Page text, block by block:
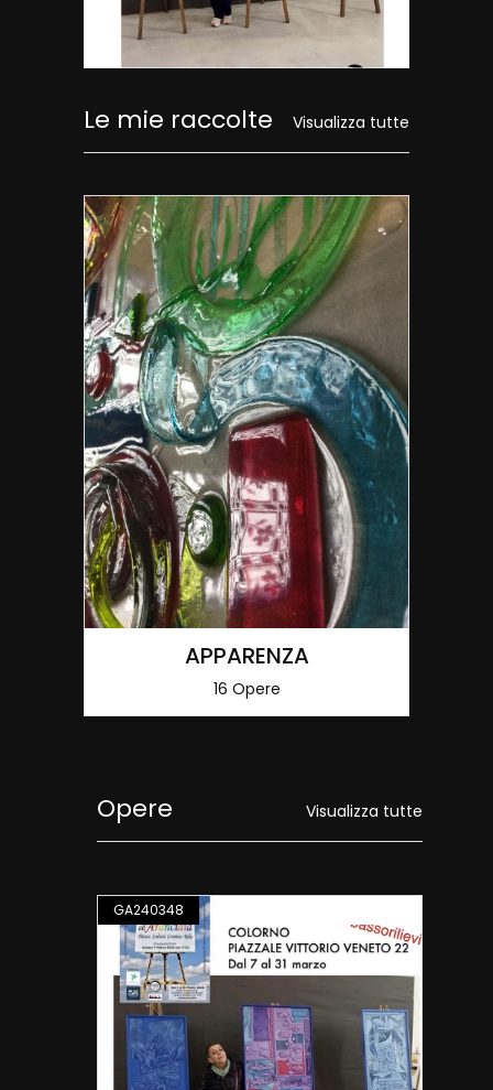
Visualizza tutte
Le mie raccolte
APPARENZA
16 Opere
Visualizza tutte
Opere
GA240348